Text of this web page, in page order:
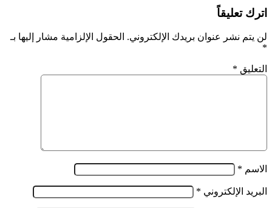
اترك تعليقاً
لن يتم نشر عنوان بريدك الإلكتروني. الحقول الإلزامية مشار إليها بـ
*
التعليق *
الاسم *
البريد الإلكتروني *